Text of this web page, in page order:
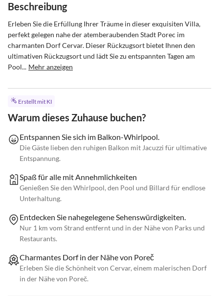
Beschreibung
Erleben Sie die Erfüllung Ihrer Träume in dieser exquisiten Villa,
perfekt gelegen nahe der atemberaubenden Stadt Porec im
charmanten Dorf Cervar. Dieser Rückzugsort bietet Ihnen den
ultimativen Rückzugsort und lädt Sie zu entspannten Tagen am
Pool... Mehr anzeigen
Erstellt mit KI
Warum dieses Zuhause buchen?
Entspannen Sie sich im Balkon-Whirlpool.
Die Gäste lieben den ruhigen Balkon mit Jacuzzi für ultimative
Entspannung.
Spaß für alle mit Annehmlichkeiten
Genießen Sie den Whirlpool, den Pool und Billard für endlose
Unterhaltung.
Entdecken Sie nahegelegene Sehenswürdigkeiten.
Nur 1 km vom Strand entfernt und in der Nähe von Parks und
Restaurants.
Charmantes Dorf in der Nähe von Poreč
Erleben Sie die Schönheit von Cervar, einem malerischen Dorf
in der Nähe von Poreč.